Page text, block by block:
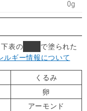
0g
表の
で塗られた
ルギー情報について
くるみ
卵
アーモンド